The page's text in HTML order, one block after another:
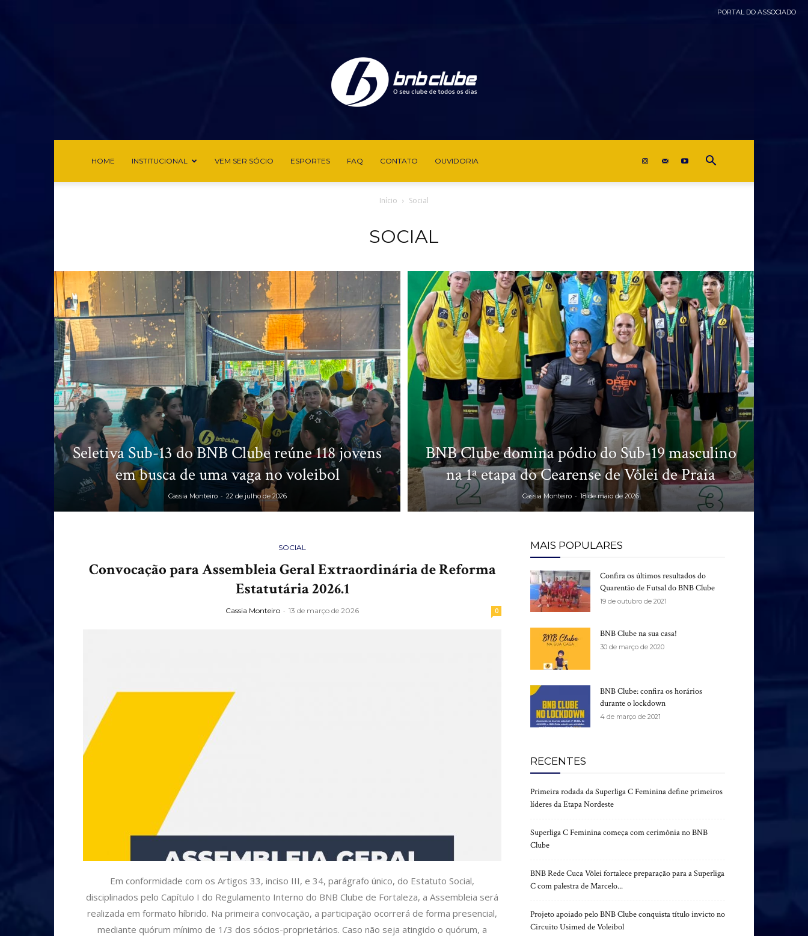
PORTAL DO ASSOCIADO
de
Fortaleza
HOME INSTITUCIONAL VEM SER SÓCIO ESPORTES FAQ CONTATO OUVIDORIA
Início Social
SOCIAL
Seletiva Sub-13 do BNB Clube reúne 118 jovens
em busca de uma vaga no voleibol
Cassia Monteiro - 22 de julho de 2026
BNB Clube domina pódio do Sub-19 masculino
na 1ª etapa do Cearense de Vôlei de Praia
Cassia Monteiro - 18 de maio de 2026
SOCIAL
Convocação para Assembleia Geral Extraordinária de Reforma
Estatutária 2026.1
Cassia Monteiro - 13 de março de 2026 0
Em conformidade com os Artigos 33, inciso III, e 34, parágrafo único, do Estatuto Social,
disciplinados pelo Capítulo I do Regulamento Interno do BNB Clube de Fortaleza, a Assembleia será
realizada em formato híbrido. Na primeira convocação, a participação ocorrerá de forma presencial,
mediante quórum mínimo de 1/3 dos sócios-proprietários. Caso não seja atingido o quórum, a
MAIS POPULARES
Confira os últimos resultados do
Quarentão de Futsal do BNB Clube
19 de outubro de 2021
BNB Clube na sua casa!
30 de março de 2020
BNB Clube: confira os horários
durante o lockdown
4 de março de 2021
RECENTES
Primeira rodada da Superliga C Feminina define primeiros
líderes da Etapa Nordeste
Superliga C Feminina começa com cerimônia no BNB
Clube
BNB Rede Cuca Vôlei fortalece preparação para a Superliga
C com palestra de Marcelo...
Projeto apoiado pelo BNB Clube conquista título invicto no
Circuito Usimed de Voleibol